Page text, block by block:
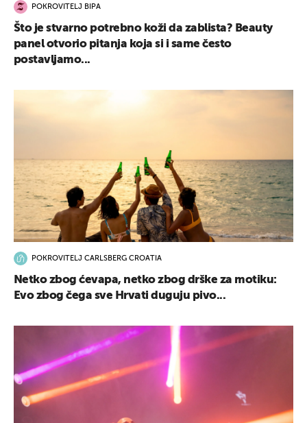
POKROVITELJ BIPA
Što je stvarno potrebno koži da zablista? Beauty
panel otvorio pitanja koja si i same često
postavljamo...
POKROVITELJ CARLSBERG CROATIA
Netko zbog ćevapa, netko zbog drške za motiku:
Evo zbog čega sve Hrvati duguju pivo...